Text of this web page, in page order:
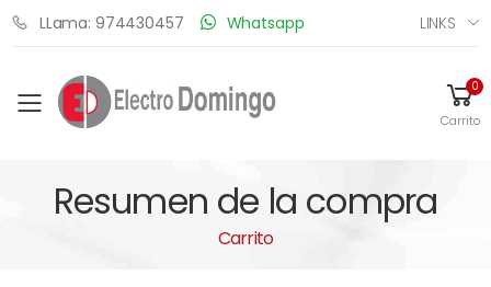
LLama: 974430457 Whatsapp LINKS
Toggle mobile menu
0
Carrito
Resumen de la compra
Carrito